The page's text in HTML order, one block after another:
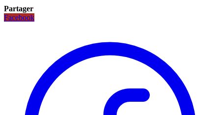
Partager
Facebook